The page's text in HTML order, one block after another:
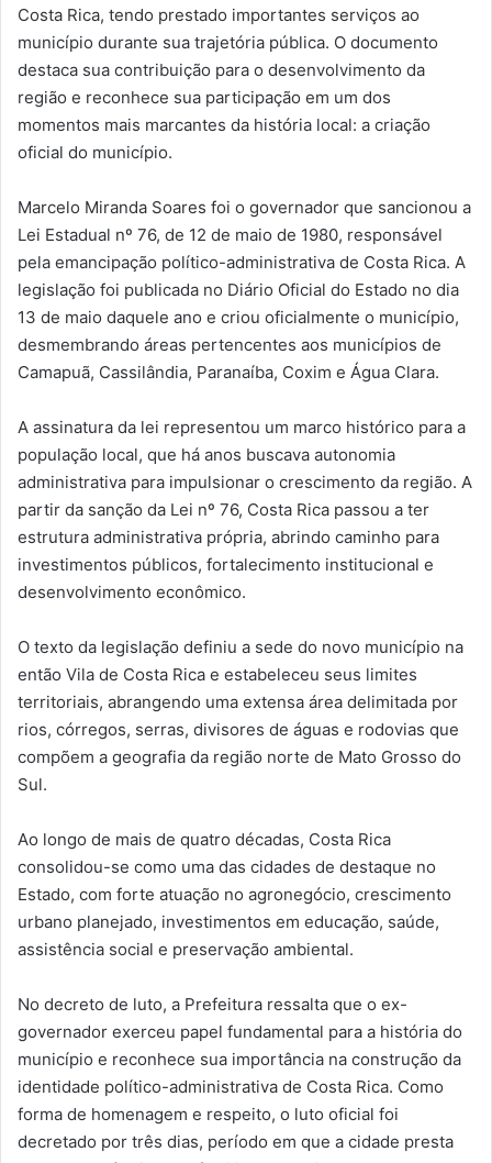
Costa Rica, tendo prestado importantes serviços ao
município durante sua trajetória pública. O documento
destaca sua contribuição para o desenvolvimento da
região e reconhece sua participação em um dos
momentos mais marcantes da história local: a criação
oficial do município.
Marcelo Miranda Soares foi o governador que sancionou a
Lei Estadual nº 76, de 12 de maio de 1980, responsável
pela emancipação político-administrativa de Costa Rica. A
legislação foi publicada no Diário Oficial do Estado no dia
13 de maio daquele ano e criou oficialmente o município,
desmembrando áreas pertencentes aos municípios de
Camapuã, Cassilândia, Paranaíba, Coxim e Água Clara.
A assinatura da lei representou um marco histórico para a
população local, que há anos buscava autonomia
administrativa para impulsionar o crescimento da região. A
partir da sanção da Lei nº 76, Costa Rica passou a ter
estrutura administrativa própria, abrindo caminho para
investimentos públicos, fortalecimento institucional e
desenvolvimento econômico.
O texto da legislação definiu a sede do novo município na
então Vila de Costa Rica e estabeleceu seus limites
territoriais, abrangendo uma extensa área delimitada por
rios, córregos, serras, divisores de águas e rodovias que
compõem a geografia da região norte de Mato Grosso do
Sul.
Ao longo de mais de quatro décadas, Costa Rica
consolidou-se como uma das cidades de destaque no
Estado, com forte atuação no agronegócio, crescimento
urbano planejado, investimentos em educação, saúde,
assistência social e preservação ambiental.
No decreto de luto, a Prefeitura ressalta que o ex-
governador exerceu papel fundamental para a história do
município e reconhece sua importância na construção da
identidade político-administrativa de Costa Rica. Como
forma de homenagem e respeito, o luto oficial foi
decretado por três dias, período em que a cidade presta